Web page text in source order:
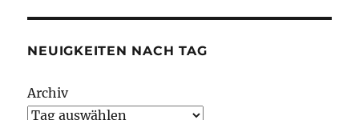
NEUIGKEITEN NACH TAG
Archiv